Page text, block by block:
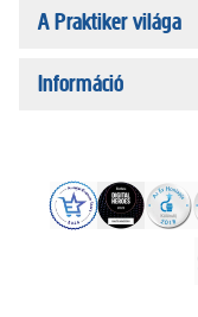
A Praktiker világa
Információ